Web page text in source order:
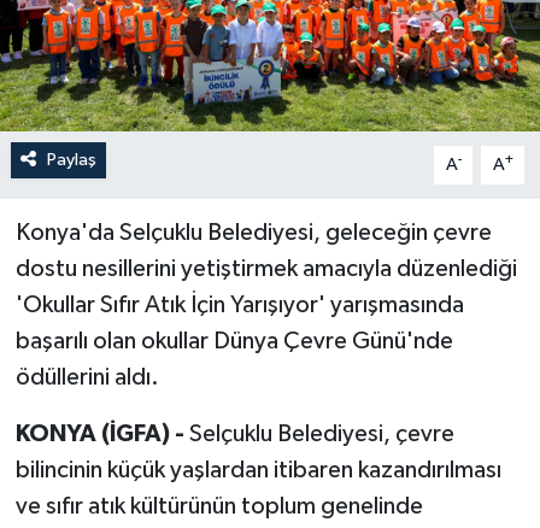
Paylaş A- A+
Konya'da Selçuklu Belediyesi, geleceğin çevre
dostu nesillerini yetiştirmek amacıyla düzenlediği
'Okullar Sıfır Atık İçin Yarışıyor' yarışmasında
başarılı olan okullar Dünya Çevre Günü'nde
ödüllerini aldı.
KONYA (İGFA) - Selçuklu Belediyesi, çevre
bilincinin küçük yaşlardan itibaren kazandırılması
ve sıfır atık kültürünün toplum genelinde